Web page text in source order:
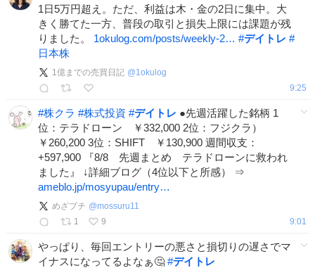
1日5万円超え。ただ、利益は木・金の2日に集中。大
きく勝てた一方、普段の取引と損失上限には課題が残
りました。 1okulog.com/posts/weekly-2… #デイトレ #
日本株
1億までの売買日記 @1okulog
9:25
#株クラ #株式投資 #デイトレ ●先週活躍した銘柄 1
位：テラドローン ￥332,000 2位：フジクラ）
￥260,200 3位：SHIFT ￥130,900 週間収支：
+597,900 『8/8 先週まとめ テラドローンに救われ
ました』 ↓詳細ブログ（4位以下と所感） ⇒
ameblo.jp/mosyupau/entry…
めざプチ @mossuru11
1
9 9:01
やっぱり、毎回エントリーの悪さと損切りの遅さでマ
イナスになってるよなぁ🤔 #デイトレ